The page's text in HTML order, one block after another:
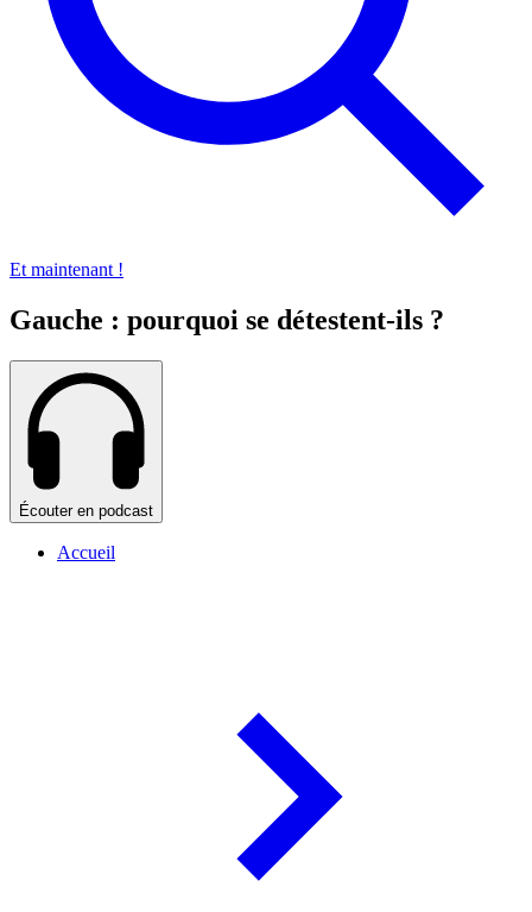
Et maintenant !
Gauche : pourquoi se détestent-ils ?
Écouter en podcast
Accueil